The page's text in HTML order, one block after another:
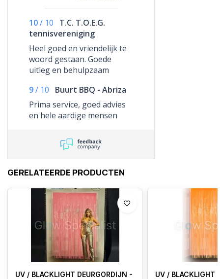
10/ 10
T.C. T.O.E.G.
tennisvereniging
Heel goed en vriendelijk te
woord gestaan. Goede
uitleg en behulpzaam
9/ 10
Buurt BBQ - Abriza
Prima service, goed advies
en hele aardige mensen
GERELATEERDE PRODUCTEN
UV / BLACKLIGHT DEURGORDIJN -
UV / BLACKLIGHT